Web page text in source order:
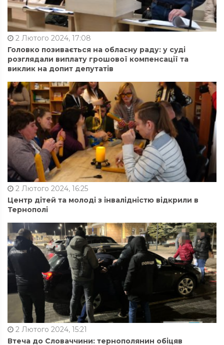
2 Лютого 2024, 17:08
Головко позивається на обласну раду: у суді
розглядали виплату грошової компенсації та
виклик на допит депутатів
2 Лютого 2024, 16:25
Центр дітей та молоді з інвалідністю відкрили в
Тернополі
2 Лютого 2024, 15:21
Втеча до Словаччини: тернополянин обіцяв